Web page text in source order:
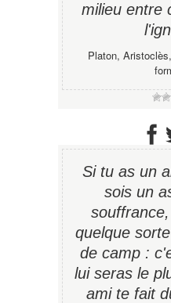
milieu entre
Platon,
Si tu as un
sois un
quelque
de camp :
lui seras le
ami te fait